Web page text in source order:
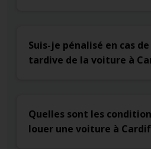
Suis-je pénalisé en cas
tardive de la voiture à
Quelles sont les
louer une voiture à